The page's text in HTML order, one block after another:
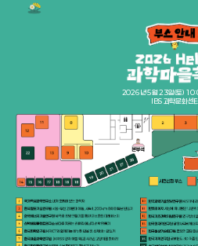
2026년 5월 23일(토)
IBS 과학문화센